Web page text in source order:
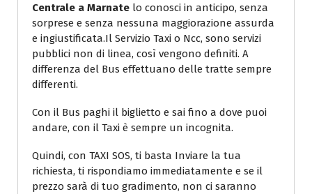
Centrale a Marnate lo conosci in anticipo, senza
sorprese e senza nessuna maggiorazione assurda
e ingiustificata.Il Servizio Taxi o Ncc, sono servizi
pubblici non di linea, così vengono definiti. A
differenza del Bus effettuano delle tratte sempre
differenti.
Con il Bus paghi il biglietto e sai fino a dove puoi
andare, con il Taxi è sempre un incognita.
Quindi, con TAXI SOS, ti basta Inviare la tua
richiesta, ti rispondiamo immediatamente e se il
prezzo sarà di tuo gradimento, non ci saranno